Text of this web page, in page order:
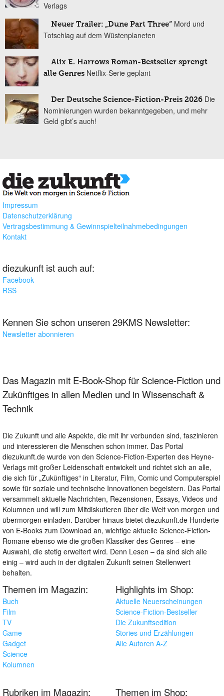
Verlags
Neuer Trailer: „Dune Part Three“ Mord und
Totschlag auf dem Wüstenplaneten
Alix E. Harrows Roman-Bestseller sprengt
alle Genres Netflix-Serie geplant
Der Deutsche Science-Fiction-Preis 2026 Die
Nominierungen wurden bekanntgegeben, und mehr
Geld gibt’s auch!
Impressum
Datenschutzerklärung
Vertragsbestimmung & Gewinnspielteilnahmebedingungen
Kontakt
diezukunft ist auch auf:
Facebook
RSS
Kennen Sie schon unseren 29KMS Newsletter:
Newsletter abonnieren
Das Magazin mit E-Book-Shop für Science-Fiction und
Zukünftiges in allen Medien und in Wissenschaft &
Technik
Die Zukunft und alle Aspekte, die mit ihr verbunden sind, faszinieren
und interessieren die Menschen schon immer. Das Portal
diezukunft.de wurde von den Science-Fiction-Experten des Heyne-
Verlags mit großer Leidenschaft entwickelt und richtet sich an alle,
die sich für „Zukünftiges“ in Literatur, Film, Comic und Computerspiel
sowie für soziale und technische Innovationen begeistern. Das Portal
versammelt aktuelle Nachrichten, Rezensionen, Essays, Videos und
Kolumnen und will zum Mitdiskutieren über die Welt von morgen und
übermorgen einladen. Darüber hinaus bietet diezukunft.de Hunderte
von E-Books zum Download an, wichtige aktuelle Science-Fiction-
Romane ebenso wie die großen Klassiker des Genres – eine
Auswahl, die stetig erweitert wird. Denn Lesen – da sind sich alle
einig – wird auch in der digitalen Zukunft seinen Stellenwert
behalten.
Themen im Magazin:
Buch
Film
TV
Game
Gadget
Science
Kolumnen
Highlights im Shop:
Aktuelle Neuerscheinungen
Science-Fiction-Bestseller
Die Zukunftsedition
Stories und Erzählungen
Alle Autoren A-Z
Rubriken im Magazin: Themen im Shop: